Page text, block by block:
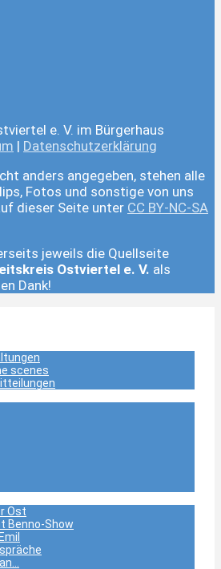
e. V. im Bürgerhaus
| Datenschutzerklärung
anders angegeben, stehen alle
Fotos und sonstige von uns
dieser Seite unter CC BY-NC-SA
jeweils die Quellseite
Ostviertel e. V. als
Dank!
scenes
Ost
Benno-Show